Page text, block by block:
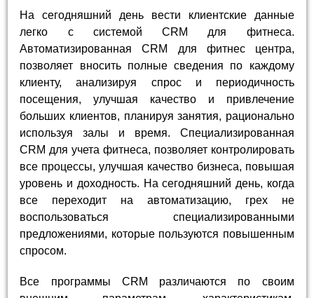
На сегодняшний день вести клиентские данные
легко с системой CRM для фитнеса.
Автоматизированная CRM для фитнес центра,
позволяет вносить полные сведения по каждому
клиенту, анализируя спрос и периодичность
посещения, улучшая качество и привлечение
больших клиентов, планируя занятия, рационально
используя залы и время. Специализированная
CRM для учета фитнеса, позволяет контролировать
все процессы, улучшая качество бизнеса, повышая
уровень и доходность. На сегодняшний день, когда
все переходит на автоматизацию, грех не
воспользоваться специализированными
предложениями, которые пользуются повышенным
спросом.
Все программы CRM различаются по своим